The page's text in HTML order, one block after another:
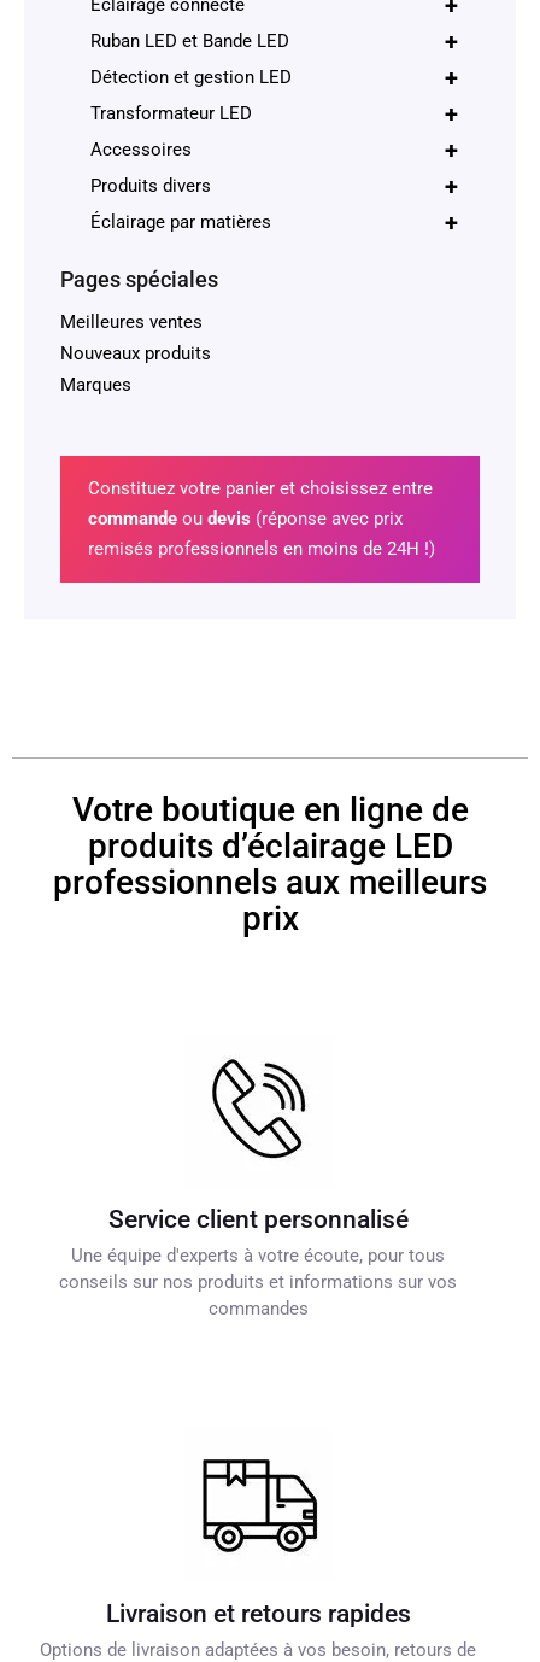
Éclairage connecté
+
Ruban LED et Bande LED
+
Détection et gestion LED
+
Transformateur LED
+
Accessoires
+
Produits divers
+
Éclairage par matières
Pages spéciales
Meilleures ventes
Nouveaux produits
Marques
Constituez votre panier et choisissez entre
commandeou devis (réponse avec prix
remisés professionnels en moins de 24H !)
Votre boutique en ligne de
produits d’éclairage LED
professionnels aux meilleurs
prix
Service client personnalisé
Une équipe d'experts à votre écoute, pour tous
conseils sur nos produits et informations sur vos
commandes
Livraison et retours rapides
Options de livraison adaptées à vos besoin, retours de